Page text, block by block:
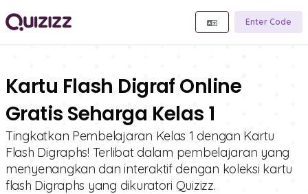
Enter Code
Kartu Flash Digraf Online
Gratis Seharga Kelas 1
Tingkatkan Pembelajaran Kelas 1 dengan Kartu
Flash Digraphs! Terlibat dalam pembelajaran yang
menyenangkan dan interaktif dengan koleksi kartu
flash Digraphs yang dikuratori Quizizz.